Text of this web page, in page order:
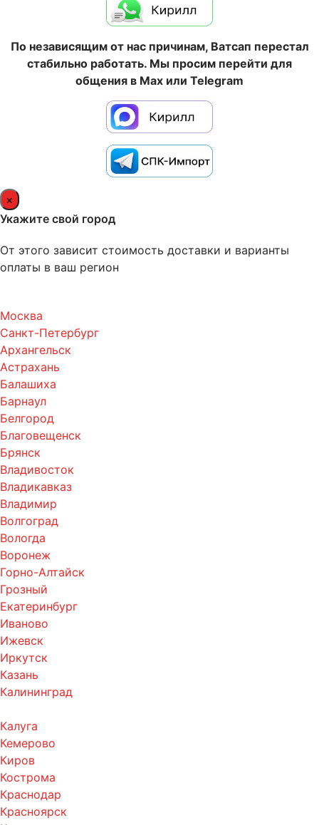
По независящим от нас причинам, Ватсап перестал
стабильно работать. Мы просим перейти для
общения в Max или Telegram
×
Укажите свой город
От этого зависит стоимость доставки и варианты
оплаты в ваш регион
Москва
Санкт-Петербург
Архангельск
Астрахань
Балашиха
Барнаул
Белгород
Благовещенск
Брянск
Владивосток
Владикавказ
Владимир
Волгоград
Вологда
Воронеж
Горно-Алтайск
Грозный
Екатеринбург
Иваново
Ижевск
Иркутск
Казань
Калининград
Калуга
Кемерово
Киров
Кострома
Краснодар
Красноярск